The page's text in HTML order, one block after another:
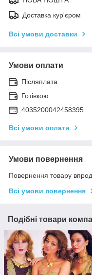
Доставка кур'єром
Всі умови доставки
Умови оплати
Післяплата
Готівкою
4035200042458395
Всі умови оплати
Умови повернення
Повернення товару
Всі умови повернення
Подібні товари